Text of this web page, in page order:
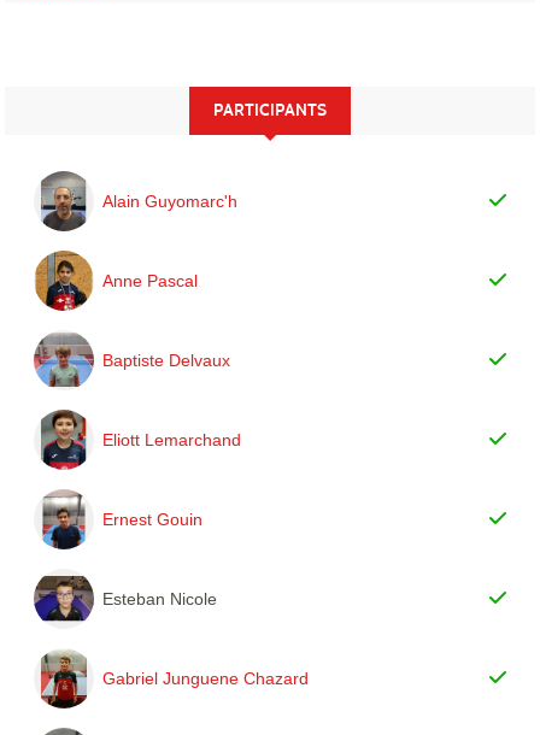
PARTICIPANTS
Alain Guyomarc'h
Anne Pascal
Baptiste Delvaux
Eliott Lemarchand
Ernest Gouin
Esteban Nicole
Gabriel Junguene Chazard